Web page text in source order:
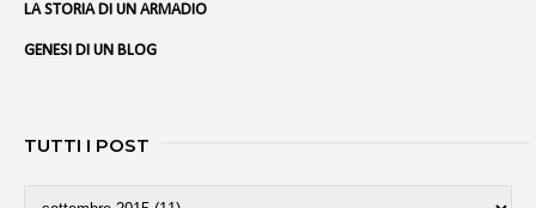
LA STORIA DI UN ARMADIO
GENESI DI UN BLOG
TUTTI I POST